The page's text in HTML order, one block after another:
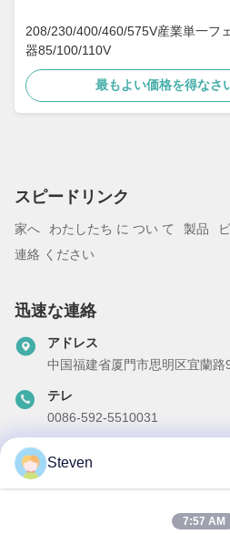
208/230/400/460/575V産業単一フ
器85/100/110V
最もよい価格を得なさ
スピードリンク
家へ わたしたち に つい て 製品
連絡 ください
迅速な連絡
アドレス
中国福建省厦門市思明区宜蘭路
テレ
0086-592-5510031
steven@winley-electric.com
Steven
7:57 AM